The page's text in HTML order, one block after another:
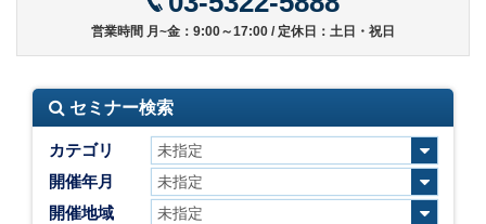
営業時間 月~金：9:00～17:00 / 定休日：土日・祝日
セミナー検索
カテゴリ
開催年月
開催地域